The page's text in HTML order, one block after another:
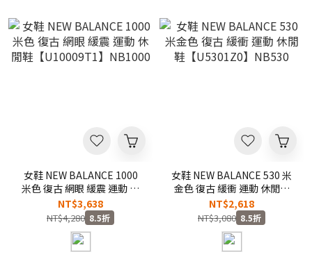
女鞋 NEW BALANCE 1000
米色 復古 網眼 緩震 運動 休
閒鞋【U10009T1】NB1000
NT$3,638
NT$4,280 8.5折
女鞋 NEW BALANCE 530 米
金色 復古 緩衝 運動 休閒鞋
【U5301Z0】NB530
NT$2,618
NT$3,080 8.5折